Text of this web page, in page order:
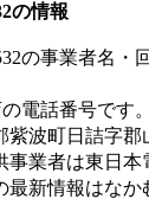
の情報
の事業者名・
の電話番号です。
波町日詰字郡
事業者は東日本
最新情報はなか